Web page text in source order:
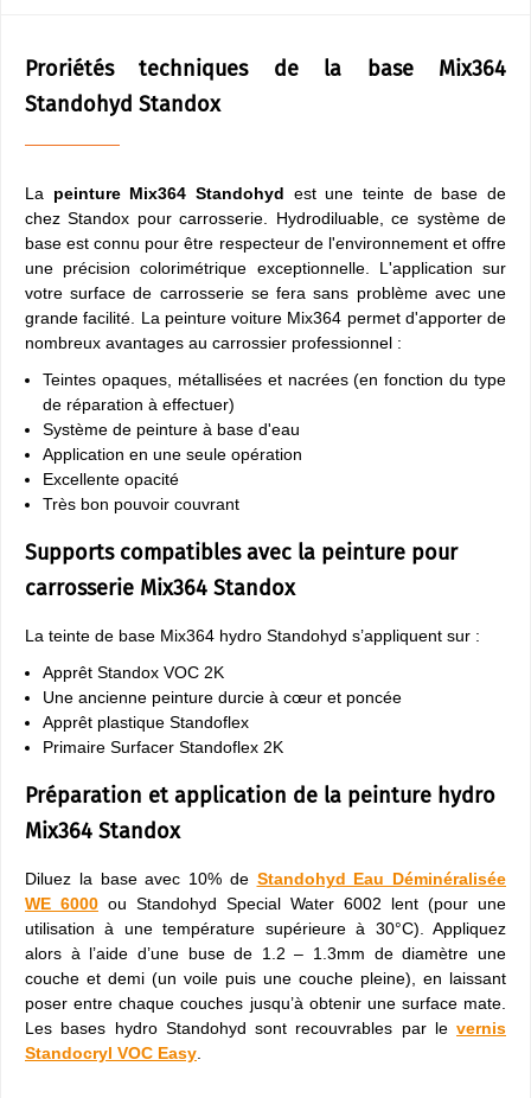
Proriétés techniques de la base Mix364
Standohyd Standox
La peinture Mix364 Standohyd est une teinte de base de
chez Standox pour carrosserie. Hydrodiluable, ce système de
base est connu pour être respecteur de l'environnement et offre
une précision colorimétrique exceptionnelle. L'application sur
votre surface de carrosserie se fera sans problème avec une
grande facilité. La peinture voiture Mix364 permet d'apporter de
nombreux avantages au carrossier professionnel :
Teintes opaques, métallisées et nacrées (en fonction du type
de réparation à effectuer)
Système de peinture à base d'eau
Application en une seule opération
Excellente opacité
Très bon pouvoir couvrant
Supports compatibles avec la peinture pour
carrosserie Mix364 Standox
La teinte de base Mix364 hydro Standohyd s’appliquent sur :
Apprêt Standox VOC 2K
Une ancienne peinture durcie à cœur et poncée
Apprêt plastique Standoflex
Primaire Surfacer Standoflex 2K
Préparation et application de la peinture hydro
Mix364 Standox
Diluez la base avec 10% de Standohyd Eau Déminéralisée
WE 6000 ou Standohyd Special Water 6002 lent (pour une
utilisation à une température supérieure à 30°C). Appliquez
alors à l’aide d’une buse de 1.2 – 1.3mm de diamètre une
couche et demi (un voile puis une couche pleine), en laissant
poser entre chaque couches jusqu’à obtenir une surface mate.
Les bases hydro Standohyd sont recouvrables par le vernis
Standocryl VOC Easy